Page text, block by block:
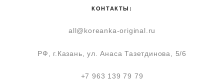
КОНТАКТЫ:
all@koreanka-original.ru
РФ, г.Казань, ул. Анаса Тазетдинова, 5/6
+7 963 139 79 79